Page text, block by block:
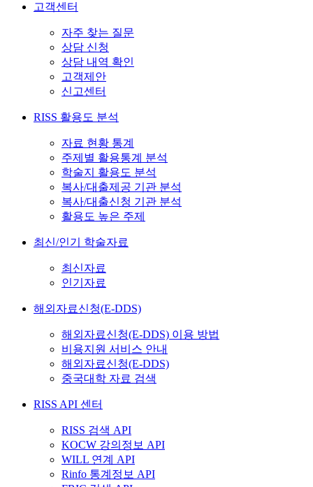
고객센터
자주 찾는 질문
상담 신청
상담 내역 확인
고객제안
신고센터
RISS 활용도 분석
자료 현황 통계
주제별 활용통계 분석
학술지 활용도 분석
복사/대출제공 기관 분석
복사/대출신청 기관 분석
활용도 높은 주제
최신/인기 학술자료
최신자료
인기자료
해외자료신청(E-DDS)
해외자료신청(E-DDS) 이용 방법
비용지원 서비스 안내
해외자료신청(E-DDS)
중국대학 자료 검색
RISS API 센터
RISS 검색 API
KOCW 강의정보 API
WILL 연계 API
Rinfo 통계정보 API